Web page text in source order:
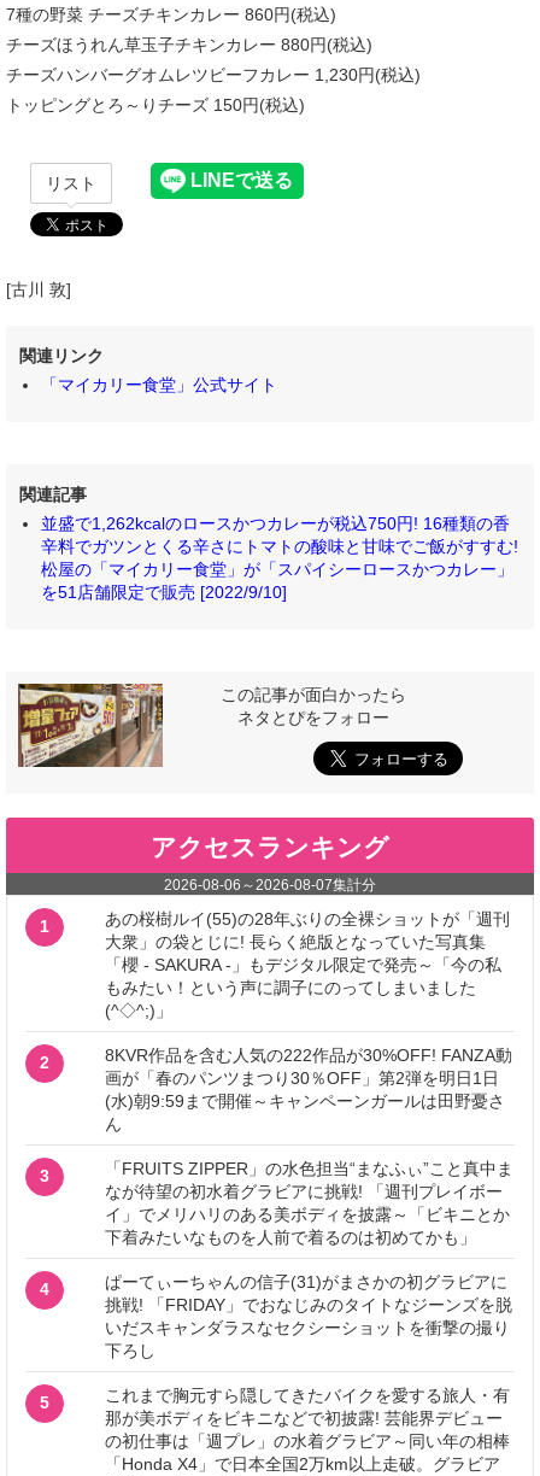
7種の野菜 チーズチキンカレー 860円(税込)
チーズほうれん草玉子チキンカレー 880円(税込)
チーズハンバーグオムレツビーフカレー 1,230円(税込)
トッピングとろ～りチーズ 150円(税込)
リスト
[古川 敦]
関連リンク
「マイカリー食堂」公式サイト
関連記事
並盛で1,262kcalのロースかつカレーが税込750円! 16種類の香
辛料でガツンとくる辛さにトマトの酸味と甘味でご飯がすすむ!
松屋の「マイカリー食堂」が「スパイシーロースかつカレー」
を51店舗限定で販売 [2022/9/10]
この記事が面白かったら
ネタとぴをフォロー
アクセスランキング
2026-08-06 ～2026-08-07集計分
1
あの桜樹ルイ(55)の28年ぶりの全裸ショットが「週刊
大衆」の袋とじに! 長らく絶版となっていた写真集
「櫻 - SAKURA -」もデジタル限定で発売～「今の私
もみたい！という声に調子にのってしまいました
(^◇^;)」
2
8KVR作品を含む人気の222作品が30%OFF! FANZA動
画が「春のパンツまつり30％OFF」第2弾を明日1日
(水)朝9:59まで開催～キャンペーンガールは田野憂さ
ん
3
「FRUITS ZIPPER」の水色担当“まなふぃ”こと真中ま
なが待望の初水着グラビアに挑戦! 「週刊プレイボー
イ」でメリハリのある美ボディを披露～「ビキニとか
下着みたいなものを人前で着るのは初めてかも」
4
ぱーてぃーちゃんの信子(31)がまさかの初グラビアに
挑戦! 「FRIDAY」でおなじみのタイトなジーンズを脱
いだスキャンダラスなセクシーショットを衝撃の撮り
下ろし
5
これまで胸元すら隠してきたバイクを愛する旅人・有
那が美ボディをビキニなどで初披露! 芸能界デビュー
の初仕事は「週プレ」の水着グラビア～同い年の相棒
「Honda X4」で日本全国2万km以上走破。グラビア